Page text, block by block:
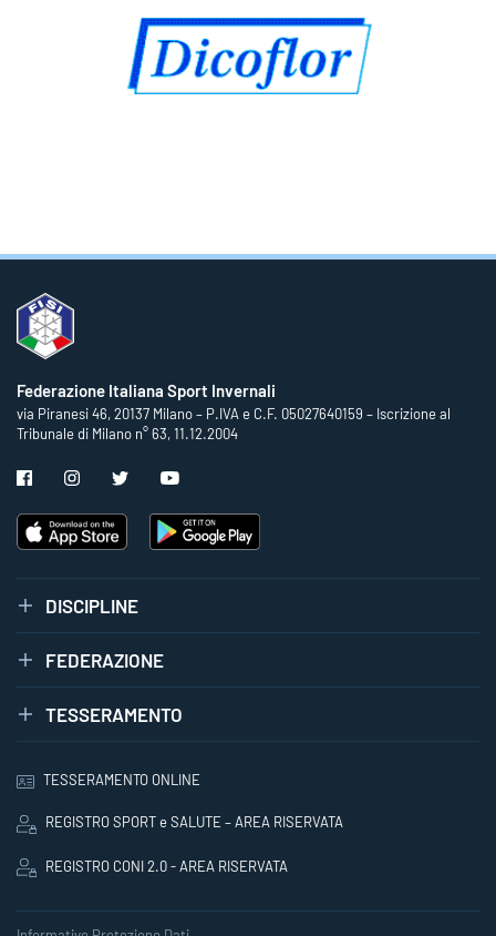
Federazione Italiana Sport Invernali
via Piranesi 46, 20137 Milano – P.IVA e C.F. 05027640159 – Iscrizione al
Tribunale di Milano n° 63, 11.12.2004
DISCIPLINE
FEDERAZIONE
TESSERAMENTO
TESSERAMENTO ONLINE
REGISTRO SPORT e SALUTE – AREA RISERVATA
REGISTRO CONI 2.0 - AREA RISERVATA